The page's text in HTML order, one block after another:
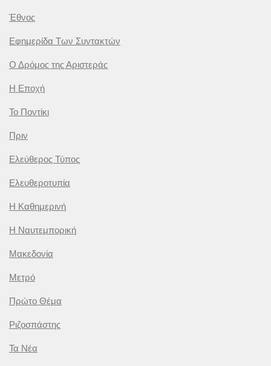
Έθνος
Εφημερίδα Των Συντακτών
Ο Δρόμος της Αριστεράς
Η Εποχή
Το Ποντίκι
Πριν
Ελεύθερος Τύπος
Ελευθεροτυπία
Η Καθημερινή
Η Ναυτεμπορική
Μακεδονία
Μετρό
Πρώτο Θέμα
Ριζοσπάστης
Τα Νέα